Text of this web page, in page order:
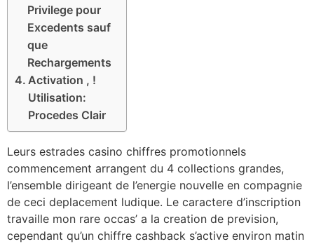
Privilege pour
Excedents sauf
que
Rechargements
Activation , !
Utilisation:
Procedes Clair
Leurs estrades casino chiffres promotionnels
commencement arrangent du 4 collections grandes,
l’ensemble dirigeant de l’energie nouvelle en compagnie
de ceci deplacement ludique. Le caractere d’inscription
travaille mon rare occas’ a la creation de prevision,
cependant qu’un chiffre cashback s’active environ matin